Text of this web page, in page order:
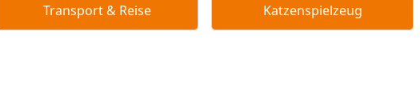
Transport & Reise Katzenspielzeug